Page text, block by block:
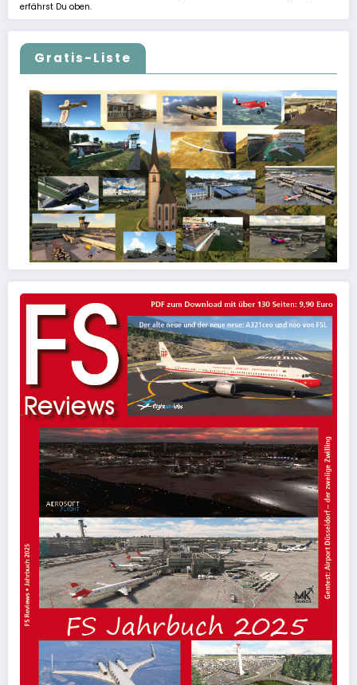
erfährst Du oben.
Gratis-Liste